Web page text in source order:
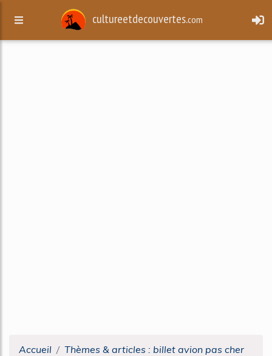
cultureetdecouvertes.com
Accueil
Thèmes & articles : billet avion pas cher